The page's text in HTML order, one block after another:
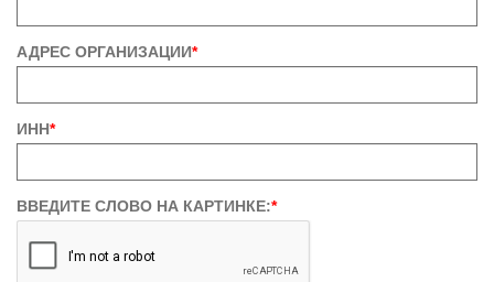
АДРЕС ОРГАНИЗАЦИИ*
ИНН*
ВВЕДИТЕ СЛОВО НА КАРТИНКЕ:*